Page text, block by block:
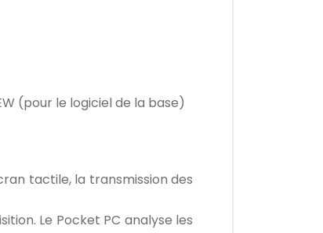
(pour le logiciel de la base)
tactile, la transmission des
Le Pocket PC analyse les